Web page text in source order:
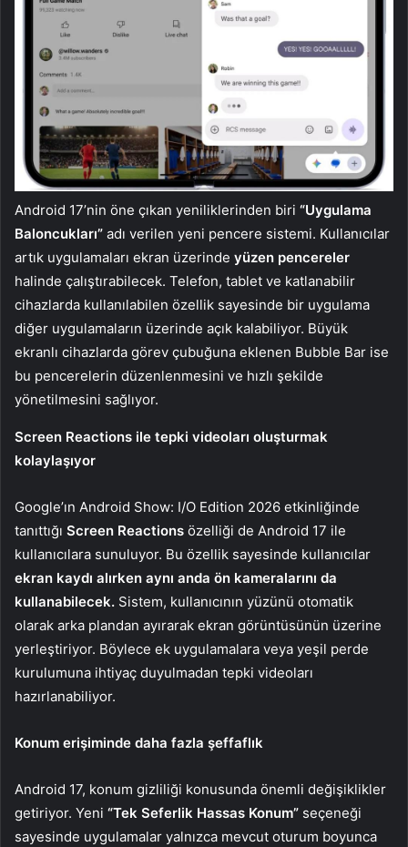
Android 17’nin öne çıkan yeniliklerinden biri “Uygulama
Baloncukları” adı verilen yeni pencere sistemi. Kullanıcılar
artık uygulamaları ekran üzerinde yüzen pencereler
halinde çalıştırabilecek. Telefon, tablet ve katlanabilir
cihazlarda kullanılabilen özellik sayesinde bir uygulama
diğer uygulamaların üzerinde açık kalabiliyor. Büyük
ekranlı cihazlarda görev çubuğuna eklenen Bubble Bar ise
bu pencerelerin düzenlenmesini ve hızlı şekilde
yönetilmesini sağlıyor.
Screen Reactions ile tepki videoları oluşturmak
kolaylaşıyor
Google’ın Android Show: I/O Edition 2026 etkinliğinde
tanıttığı Screen Reactions özelliği de Android 17 ile
kullanıcılara sunuluyor. Bu özellik sayesinde kullanıcılar
ekran kaydı alırken aynı anda ön kameralarını da
kullanabilecek. Sistem, kullanıcının yüzünü otomatik
olarak arka plandan ayırarak ekran görüntüsünün üzerine
yerleştiriyor. Böylece ek uygulamalara veya yeşil perde
kurulumuna ihtiyaç duyulmadan tepki videoları
hazırlanabiliyor.
Konum erişiminde daha fazla şeffaflık
Android 17, konum gizliliği konusunda önemli değişiklikler
getiriyor. Yeni “Tek Seferlik Hassas Konum” seçeneği
sayesinde uygulamalar yalnızca mevcut oturum boyunca